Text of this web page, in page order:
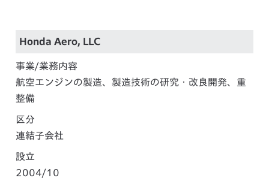
Honda Aero, LLC
事業/業務内容
航空エンジンの製造、製造技術の研究・改良開発、重
整備
区分
連結子会社
設立
2004/10